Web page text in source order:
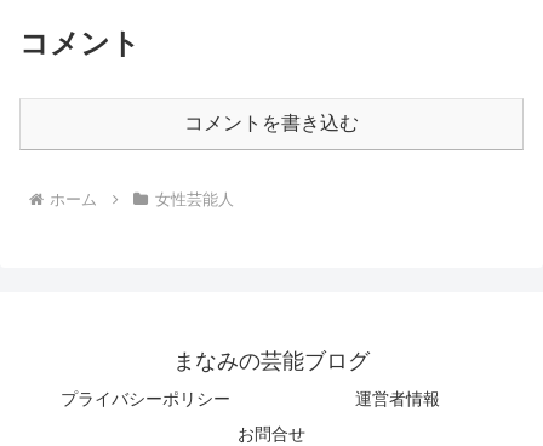
コメント
コメントを書き込む
ホーム 女性芸能人
まなみの芸能ブログ
プライバシーポリシー
運営者情報
お問合せ